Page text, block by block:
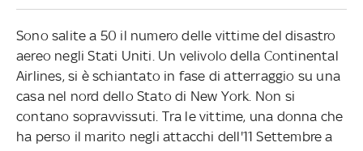
Sono salite a 50 il numero delle vittime del disastro
aereo negli Stati Uniti. Un velivolo della Continental
Airlines, si è schiantato in fase di atterraggio su una
casa nel nord dello Stato di New York. Non si
contano sopravvissuti. Tra le vittime, una donna che
ha perso il marito negli attacchi dell'11 Settembre a